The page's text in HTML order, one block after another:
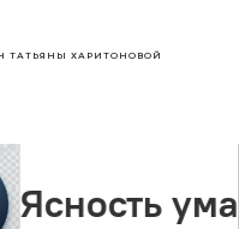
ТАТЬЯНЫ ХАРИТОНОВОЙ
ума